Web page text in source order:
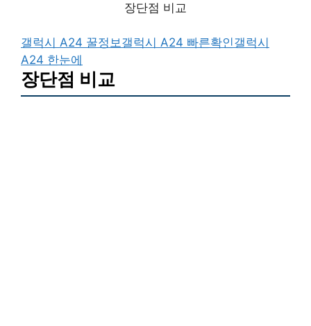
장단점 비교
갤럭시 A24 꿀정보갤럭시 A24 빠른확인갤럭시
A24 한눈에
장단점 비교